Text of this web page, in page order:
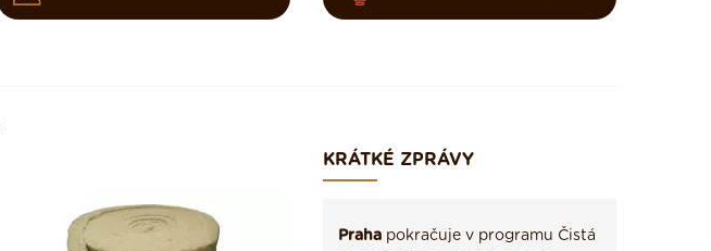
KRÁTKÉ ZPRÁVY
Praha pokračuje v programu Čistá